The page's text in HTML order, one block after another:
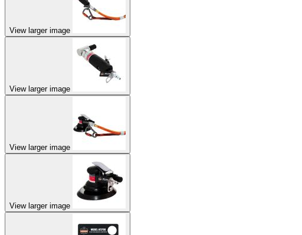
View larger image
View larger image
View larger image
View larger image